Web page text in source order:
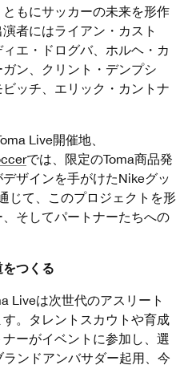
もにサッカーの未来を形作
者にはライアン・カスト
エ・ドログバ、ホルヘ・カ
ン、クリント・デンプシ
ッチ、エリック・カントナ
Live開催地、
では、限定のToma商品発
ザインを手がけたNikeグッ
じて、このプロジェクトを形
そしてパートナーたちへの
つくる
Liveは次世代のアスリート
。タレントスカウトや育成
ーがイベントに参加し、選
ンドアンバサダー起用、今